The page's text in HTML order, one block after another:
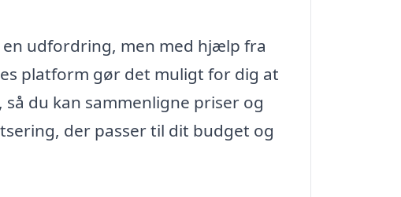
udfordring, men med hjælp fra
platform gør det muligt for dig at
du kan sammenligne priser og
der passer til dit budget og